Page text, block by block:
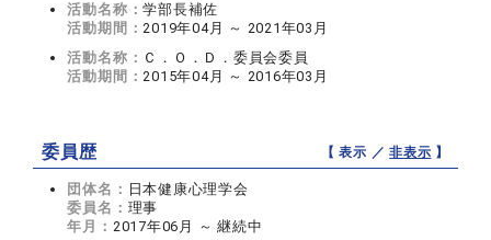
活動名称：学部長補佐
活動期間：2019年04月 ～ 2021年03月
活動名称： Ｃ．Ｏ．Ｄ．委員会委員
活動期間：2015年04月 ～ 2016年03月
委員歴 【 表示 ／非表示 】
団体名： 日本健康心理学会
委員名： 理事
年月： 2017年06月 ～ 継続中